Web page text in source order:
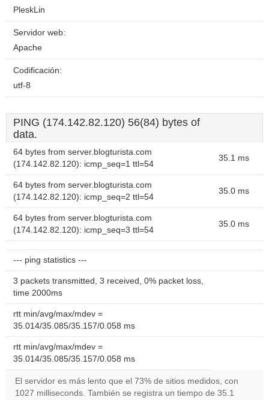
PleskLin
Servidor web:
Apache
Codificación:
utf-8
PING (174.142.82.120) 56(84) bytes of
data.
64 bytes from server.blogturista.com
(174.142.82.120): icmp_seq=1 ttl=54
35.1 ms
64 bytes from server.blogturista.com
(174.142.82.120): icmp_seq=2 ttl=54
35.0 ms
64 bytes from server.blogturista.com
(174.142.82.120): icmp_seq=3 ttl=54
35.0 ms
--- ping statistics ---
3 packets transmitted, 3 received, 0% packet loss,
time 2000ms
rtt min/avg/max/mdev =
35.014/35.085/35.157/0.058 ms
rtt min/avg/max/mdev =
35.014/35.085/35.157/0.058 ms
El servidor es más lento que el 73% de sitios medidos, con
1027 milliseconds. También se registra un tiempo de 35.1